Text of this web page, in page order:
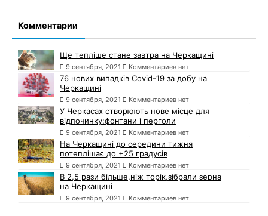
Комментарии
Ще тепліше стане завтра на Черкащині
9 сентября, 2021 Комментариев нет
76 нових випадків Covid-19 за добу на
Черкащині
9 сентября, 2021 Комментариев нет
У Черкасах створюють нове місце для
відпочинку:фонтани і перголи
9 сентября, 2021 Комментариев нет
На Черкащині до середини тижня
потеплішає до +25 градусів
9 сентября, 2021 Комментариев нет
В 2,5 рази більше,ніж торік,зібрали зерна
на Черкащині
9 сентября, 2021 Комментариев нет